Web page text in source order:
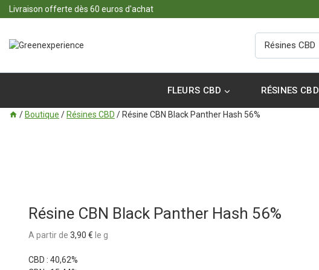
Livraison offerte dès 60 euros d'achat
FLEURS CBD RÉSINES CBD
/ Boutique / Résines CBD / Résine CBN Black Panther Hash 56%
Résine CBN Black Panther Hash 56%
A partir de 3,90 € le g
CBD : 40,62%